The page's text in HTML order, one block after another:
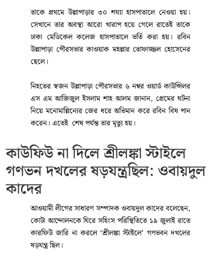
তাকে প্রথমে উল্লাপাড়ার ৩০ শয্যা হাসপাতালে নেওয়া হয়।
সেখানে তার অবস্থা আরো খারাপ হয়ে গেলে রাতেই তাকে
ঢাকা মেডিকেল কলেজ হাসপাতালে ভর্তি করা হয়। রবিন
উল্লাপাড়া পৌরসভার কাওয়াক মহল্লার তোফাজ্জল হোসেনের
ছেলে।
নিহতের স্বজন উল্লাপাড়া পৌরসভার ৬ নম্বর ওয়ার্ড কাউন্সিলর
এস এম আজিজুল ইসলাম শাহ আলম জানান, প্রেমের ঘটনা
নিয়ে মনোমাল্লিন্যের জের ধরে অভিমান করে রবিন বিষ পান
করেন। এতেই শেষ পর্যন্ত তার মৃত্যু হয়।
কাউফিউ না দিলে শ্রীলঙ্কা স্টাইলে
গণভন দখলের ষড়যন্ত্রছিল: ওবায়দুল
কাদের
আওয়ামী লীগের সাধারণ সম্পাদক ওবায়দুল কাদের বলেছেন,
কোটা আন্দোলনকে ঘিরে সহিংস পরিস্থিতিতে ১৯ জুলাই রাতে
কারফিউ জারি না করলে ‘শ্রীলঙ্কা স্টাইলে’ গণভবন দখলের
ষড়যন্ত্র ছিল।